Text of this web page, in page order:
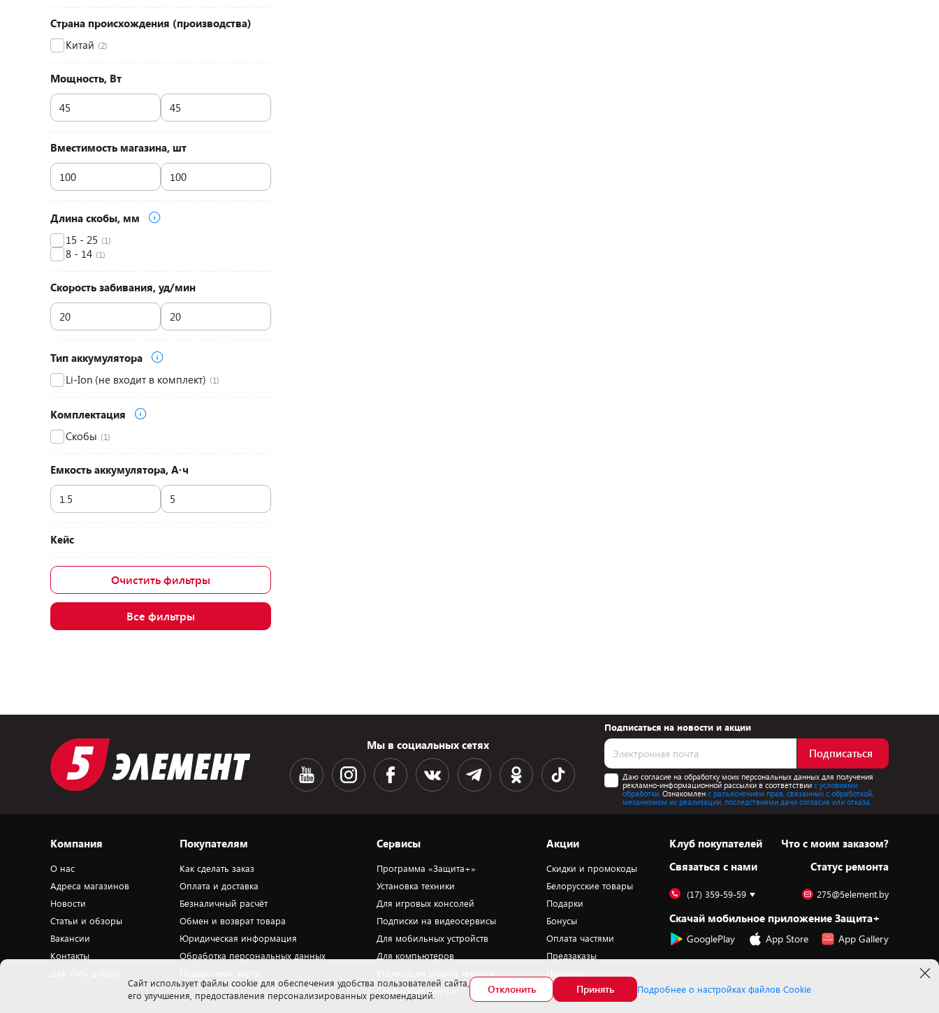
Страна происхождения (производства)
Китай (2)
Мощность, Вт
Вместимость магазина, шт
Длина скобы, мм
15 - 25 (1)
8 - 14 (1)
Скорость забивания, уд/мин
Тип аккумулятора
Li-Ion (не входит в комплект) (1)
Комплектация
Скобы (1)
Емкость аккумулятора, А·ч
Кейс
Очистить фильтры
Все фильтры
Мы в социальных сетях
Подписаться на новости и акции
Подписаться
Даю согласие на обработку моих персональных данных для получения
рекламно-информационной рассылки в соответствиис условиями
обработки. Ознакомлен с разъяснением прав, связанных с обработкой,
механизмом их реализации, последствиями дачи согласия или отказа.
Компания
О нас
Адреса магазинов
Новости
Статьи и обзоры
Вакансии
Контакты
Покупателям
Как сделать заказ
Оплата и доставка
Безналичный расчёт
Обмен и возврат товара
Юридическая информация
Обработка персональных данных
Сервисы
Программа «Защита+»
Установка техники
Для игровых консолей
Подписки на видеосервисы
Для мобильных устройств
Для компьютеров
Сервисные центры
Акции
Скидки и промокоды
Белорусские товары
Подарки
Бонусы
Оплата частями
Предзаказы
Клуб покупателей
Cвязаться с нами
Что с моим заказом?
Статус ремонта
(17) 359-59-59 275@5element.by
Скачай мобильное приложение Защита+
GooglePlay App Store App Gallery
Cайт использует файлы cookie для обеспечения удобства пользователей сайта,
его улучшения, предоставления персонализированных рекомендаций.
Отклонить Принять Подробнее о настройках файлов Cookie